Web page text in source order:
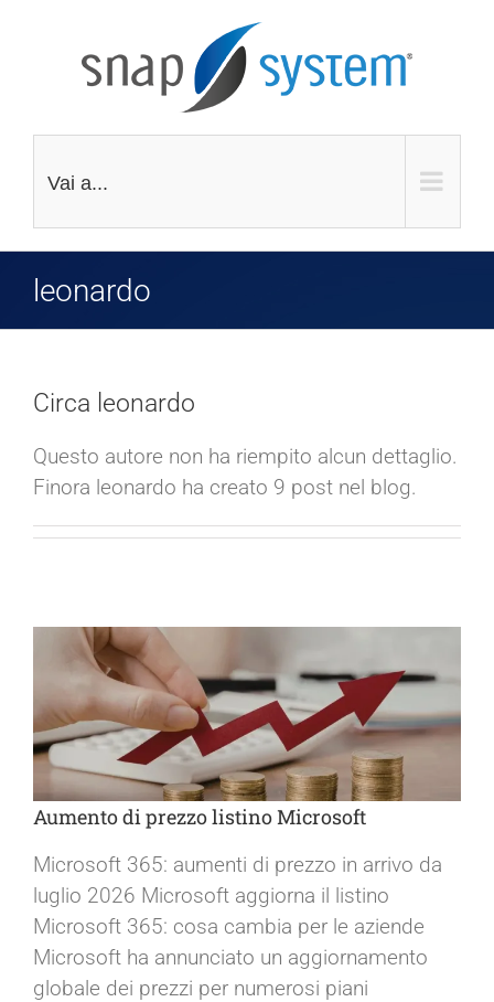
contenuto
Vai a...
leonardo
Circa leonardo
Questo autore non ha riempito alcun dettaglio.
Finora leonardo ha creato 9 post nel blog.
Aumento di prezzo listino Microsoft
Aumento di prezzo listino Microsoft
Microsoft 365: aumenti di prezzo in arrivo da
luglio 2026 Microsoft aggiorna il listino
Microsoft 365: cosa cambia per le aziende
Microsoft ha annunciato un aggiornamento
globale dei prezzi per numerosi piani